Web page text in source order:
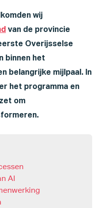
wij
van de provincie
Overijsselse
binnen het
belangrijke mijlpaal. In
het programma en
om
AI